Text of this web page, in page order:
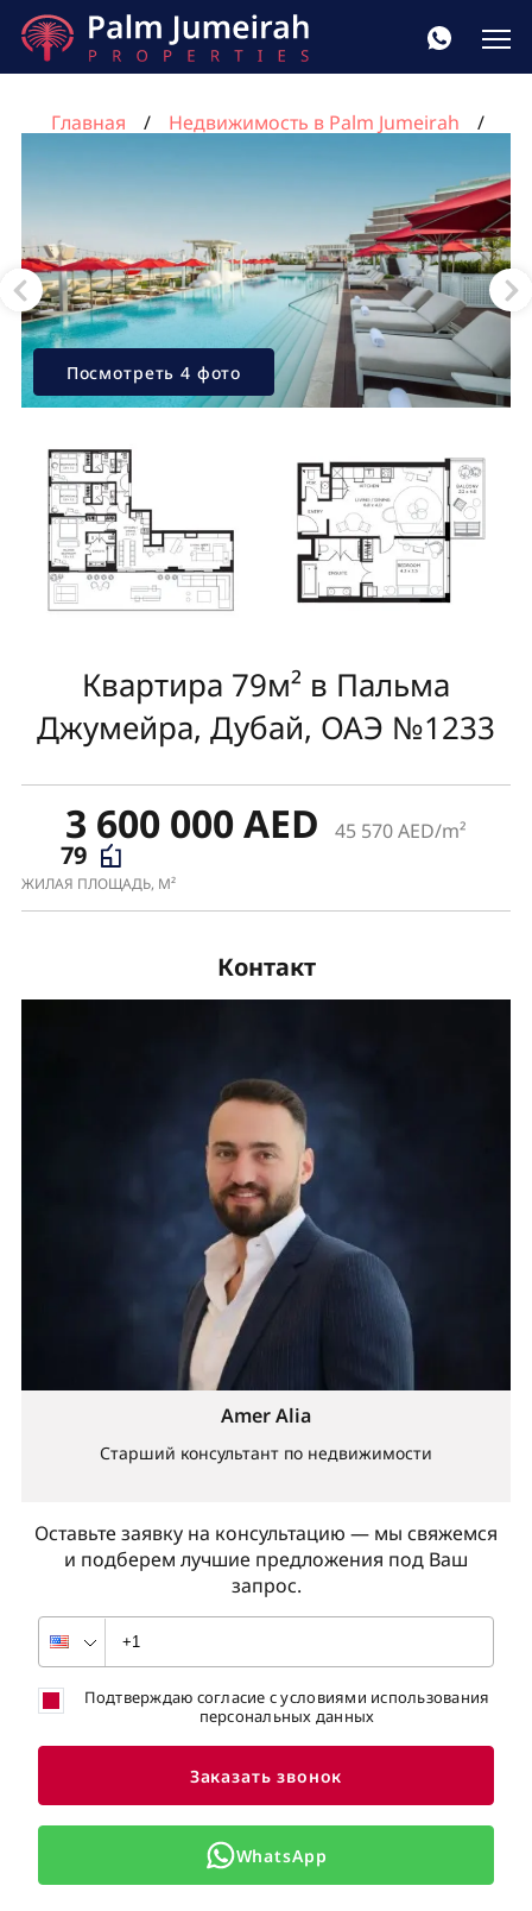
Главная
Недвижимость в Palm Jumeirah
Посмотреть 4 фото
Квартира 79м² в Пальма
Джумейра, Дубай, ОАЭ №1233
3 600 000 AED 45 570 AED/m²
79
ЖИЛАЯ ПЛОЩАДЬ, М²
Контакт
Оставьте заявку на консультацию — мы свяжемся
и подберем лучшие предложения под Ваш
запрос.
Amer Alia
Старший консультант по недвижимости
Подтверждаю согласие с условиями использования
персональных данных
Заказать звонок
WhatsApp